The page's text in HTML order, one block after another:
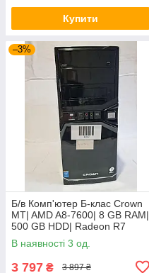
Купити
–3%
Б/в Комп'ютер Б-клас Crown
MT| AMD A8-7600| 8 GB RAM|
500 GB HDD| Radeon R7
В наявності 3 од.
3 797 ₴ 3 897 ₴